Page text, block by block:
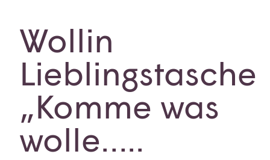
Wollin
Lieblingstasche
„Komme was
wolle…..